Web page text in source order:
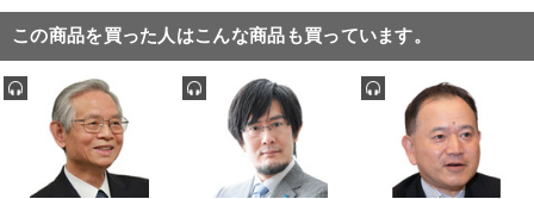
し日米欧の各地を歩き巡り、カネの流れと企業情報
を収集。氏がこの20 年間に訪問した会社数は、延
べ1 千社を超える。著書に、『勝つ企業の条件』、
『おカネの法則』の他、速報CDシリーズ『大竹愼
一の最新経済予測』などがある。
この商品を買った人はこんな商品も買っています。